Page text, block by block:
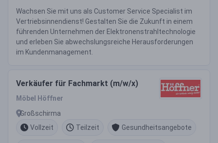
Wachsen Sie mit uns als Customer Service Specialist im
Vertriebsinnendienst! Gestalten Sie die Zukunft in einem
führenden Unternehmen der Elektronenstrahltechnologie
und erleben Sie abwechslungsreiche Herausforderungen
im Kundenmanagement.
Verkäufer für Fachmarkt (m/w/x)
Möbel Höffner
Großschirma
Vollzeit
Teilzeit Gesundheitsangebote